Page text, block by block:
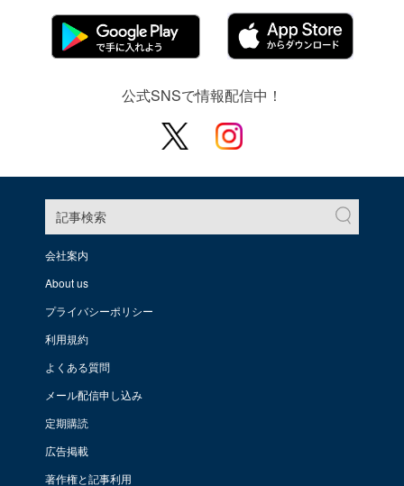
公式SNSで情報配信中！
記事検索
会社案内
About us
プライバシーポリシー
利用規約
よくある質問
メール配信申し込み
定期購読
広告掲載
著作権と記事利用